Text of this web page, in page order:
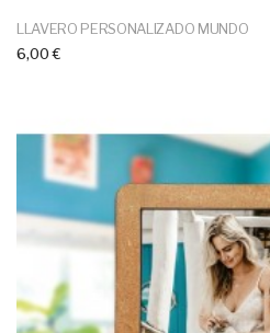
LLAVERO PERSONALIZADO MUNDO
6,00 €